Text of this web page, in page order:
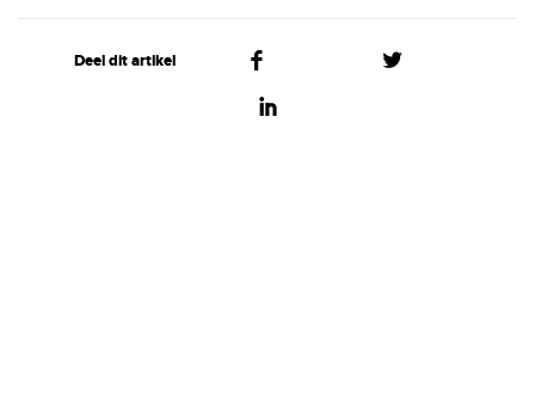
Deel dit artikel